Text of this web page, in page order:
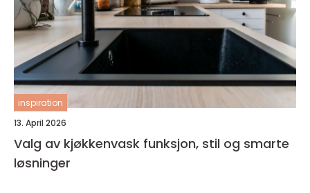
inspiration
13. April 2026
Valg av kjøkkenvask funksjon, stil og smarte
løsninger